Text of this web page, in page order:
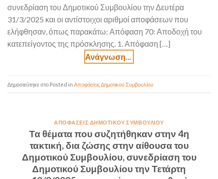
συνεδρίαση του Δημοτικού Συμβουλίου την Δευτέρα
31/3/2025 και οι αντίστοιχοι αριθμοί αποφάσεων που
ελήφθησαν, όπως παρακάτω: Απόφαση 70: Αποδοχή του
κατεπείγοντος της πρόσκλησης. 1. Απόφαση […]
Posted in Αποφάσεις Δημοτικού Συμβουλίου
ΑΠΟΦΆΣΕΙΣ ΔΗΜΟΤΙΚΟΎ ΣΥΜΒΟΥΛΊΟΥ
Τα θέματα που συζητήθηκαν στην 4η
τακτική, δια ζώσης στην αίθουσα του
Δημοτικού Συμβουλίου, συνεδρίαση του
Δημοτικού Συμβουλίου την Τετάρτη